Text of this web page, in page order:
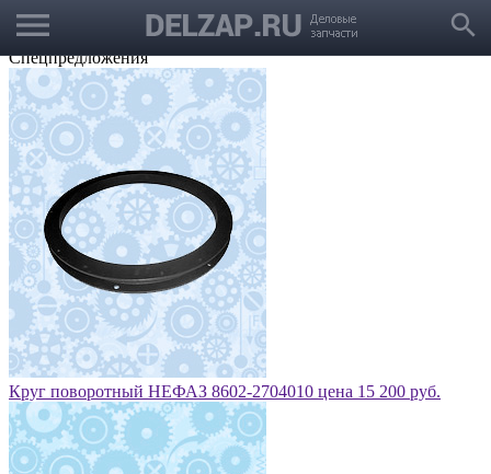
menu search
Выбрать город
Корзина
Заказать звонок
Спецпредложения
Круг поворотный НЕФАЗ 8602-2704010 цена 15 200 руб.